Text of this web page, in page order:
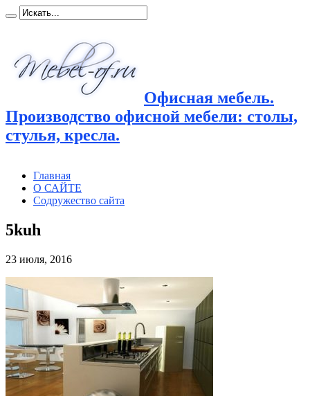
Офисная мебель.
Производство офисной мебели: столы,
стулья, кресла.
Главная
О САЙТЕ
Содружество сайта
5kuh
23 июля, 2016